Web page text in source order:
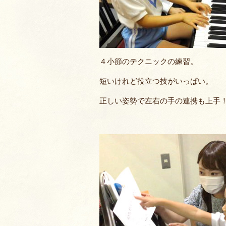
４小節のテクニックの練習。
短いけれど役立つ技がいっぱい。
正しい姿勢で左右の手の連携も上手